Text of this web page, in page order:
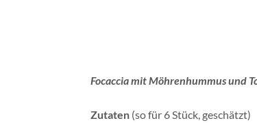
Kichererbsen abtropfen lassen.
Möhren, Kichererbsen und